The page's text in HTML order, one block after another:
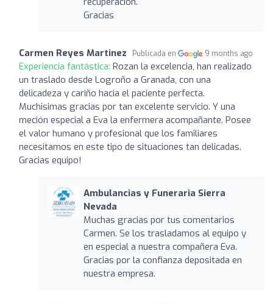
Gracias
Carmen Reyes Martinez Publicada en 9 months ago
Experiencia fantástica: Rozan la excelencia, han realizado
un traslado desde Logroño a Granada, con una
delicadeza y cariño hacia el paciente perfecta.
Muchisimas gracias por tan excelente servicio. Y una
meción especial a Eva la enfermera acompañante. Posee
el valor humano y profesional que los familiares
necesitamos en este tipo de situaciones tan delicadas.
Gracias equipo!
Ambulancias y Funeraria Sierra
Nevada
Muchas gracias por tus comentarios
Carmen. Se los trasladamos al equipo y
en especial a nuestra compañera Eva.
Gracias por la confianza depositada en
nuestra empresa.